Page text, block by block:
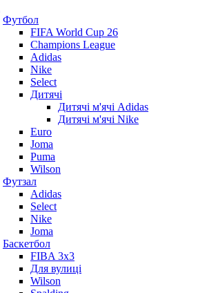
Футбол
FIFA World Cup 26
Champions League
Adidas
Nike
Select
Дитячі
Дитячі м'ячі Adidas
Дитячі м'ячі Nike
Euro
Joma
Puma
Wilson
Футзал
Adidas
Select
Nike
Joma
Баскетбол
FIBA 3x3
Для вулиці
Wilson